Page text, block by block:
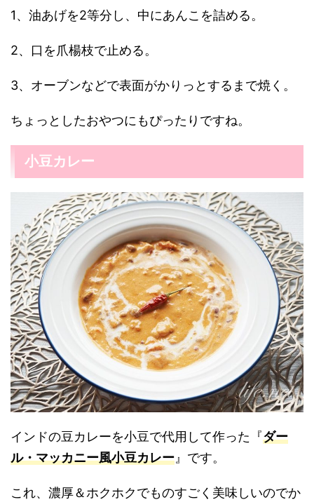
1、油あげを2等分し、中にあんこを詰める。
2、口を爪楊枝で止める。
3、オーブンなどで表面がかりっとするまで焼く。
ちょっとしたおやつにもぴったりですね。
小豆カレー
インドの豆カレーを小豆で代用して作った『ダー
ル・マッカニー風小豆カレー 』です。
これ、濃厚＆ホクホクでものすごく美味しいのでか